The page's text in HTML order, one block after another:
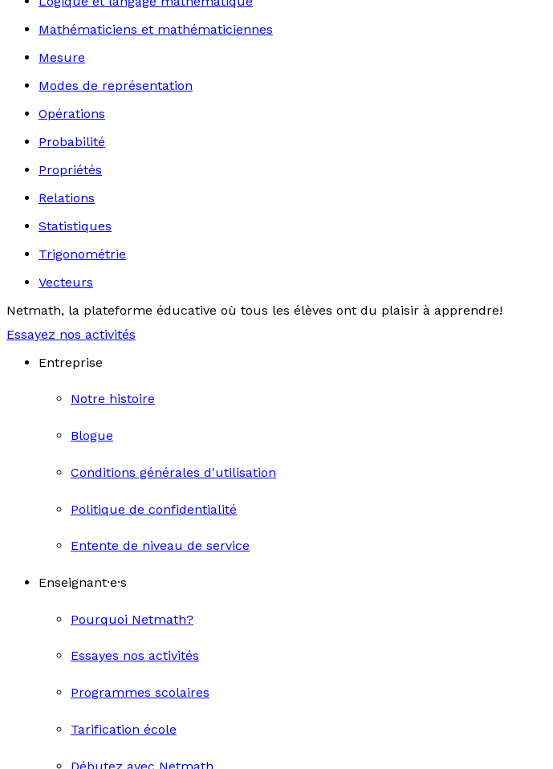
Mathématiciens et mathématiciennes
Mesure
Modes de représentation
Opérations
Probabilité
Propriétés
Relations
Statistiques
Trigonométrie
Vecteurs
Netmath, la plateforme éducative où tous les élèves ont du plaisir à apprendre!
Essayez nos activités
Entreprise
Notre histoire
Blogue
Conditions générales d'utilisation
Politique de confidentialité
Entente de niveau de service
Enseignant·e·s
Pourquoi Netmath?
Essayes nos activités
Programmes scolaires
Tarification école
Débutez avec Netmath